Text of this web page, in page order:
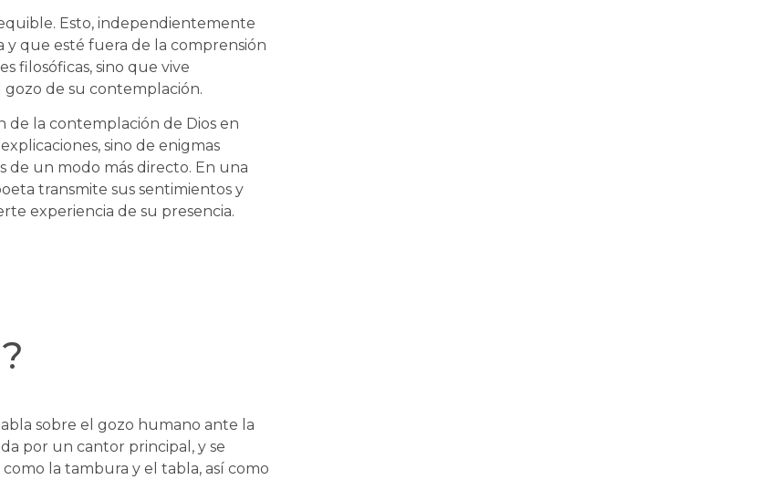
Esto, independientemente
y que esté fuera de la comprensión
filosóficas, sino que vive
gozo de su contemplación.
de la contemplación de Dios en
sino de enigmas
de un modo más directo. En una
transmite sus sentimientos y
experiencia de su presencia.
sobre el gozo humano ante la
por un cantor principal, y se
la tambura y el tabla, así como